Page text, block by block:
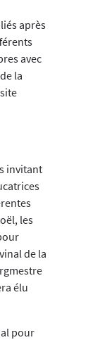
après
avec
la
invitant
les
de la
élu
pour